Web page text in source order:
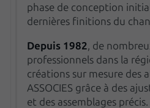
phase de conception
dernières finitions du
Depuis 1982 , de
professionnels dans la
créations sur mesure des
ASSOCIES grâce à des
et des assemblages précis.